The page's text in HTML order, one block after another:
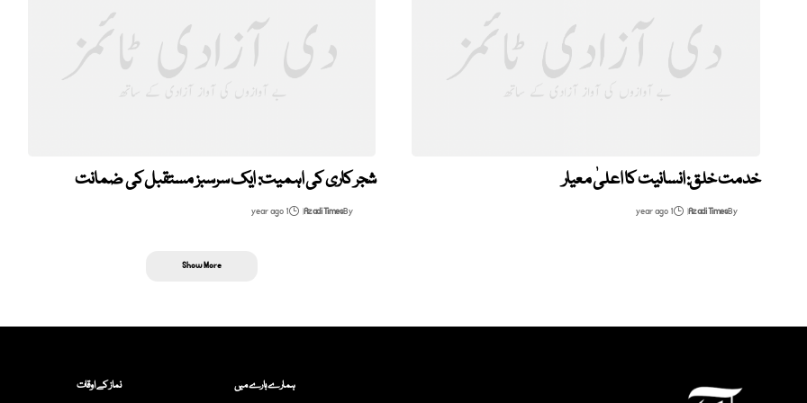
خدمت خلق: انسانیت کا اعلیٰ معیار
By
Azadi Times
1 year ago
شجر کاری کی اہمیت: ایک سرسبز مستقبل کی ضمانت
By
Azadi Times
1 year ago
Show More
ہمارے بارے میں نماز کے اوقات